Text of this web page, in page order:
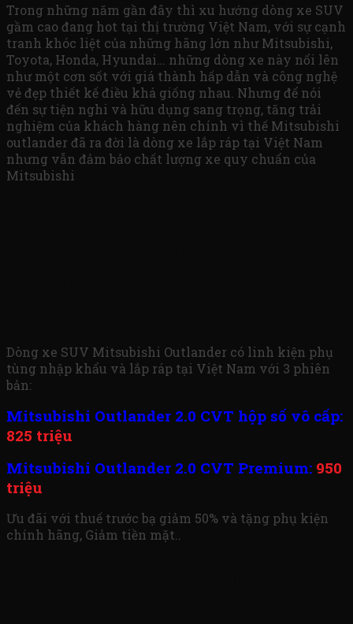
Trong những năm gần đây thì xu hướng dòng xe SUV
gầm cao đang hot tại thị trường Việt Nam, với sự cạnh
tranh khóc liệt của những hãng lớn như Mitsubishi,
Toyota, Honda, Hyundai… những dòng xe này nổi lên
như một cơn sốt với giá thành hấp dẫn và công nghệ
vẻ đẹp thiết kế điều khá giống nhau. Nhưng để nói
đến sự tiện nghi và hữu dụng sang trọng, tăng trải
nghiệm của khách hàng nên chính vì thế Mitsubishi
outlander đã ra đời là dòng xe lắp ráp tại Việt Nam
nhưng vẫn đảm bảo chất lượng xe quy chuẩn của
Mitsubishi
Dòng xe SUV Mitsubishi Outlander có linh kiện phụ
tùng nhập khẩu và lắp ráp tại Việt Nam với 3 phiên
bản:
Mitsubishi Outlander 2.0 CVT hộp số vô cấp:
825 triệu
Mitsubishi Outlander 2.0 CVT Premium: 950
triệu
Ưu đãi với thuế trước bạ giảm 50% và tặng phụ kiện
chính hãng, Giảm tiền mặt..